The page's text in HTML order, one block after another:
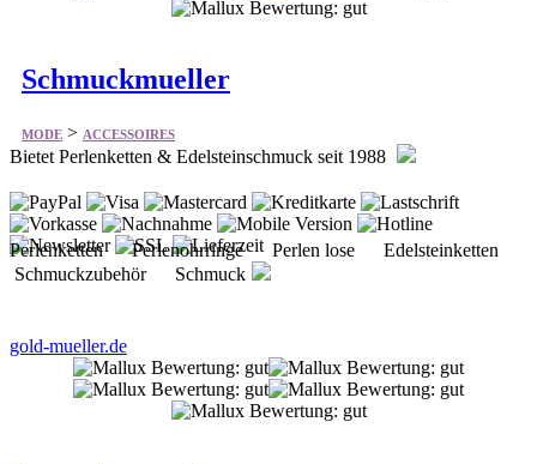
Schmuckmueller
MODE > ACCESSOIRES
Bietet Perlenketten & Edelsteinschmuck seit 1988
Perlenketten Perlenohrringe Perlen lose Edelsteinketten
Schmuckzubehör Schmuck
gold-mueller.de